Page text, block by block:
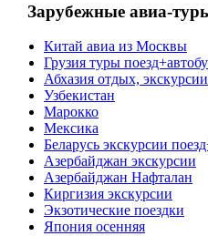
Зарубежные авиа-
Китай авиа из Москвы
Грузия туры
Абхазия отдых, экскурсии
Узбекистан
Марокко
Мексика
Беларусь экскурсии
Азербайджан экскурсии
Азербайджан Нафталан
Киргизия экскурсии
Экзотические поездки
Япония осенняя